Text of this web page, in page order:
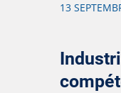
13